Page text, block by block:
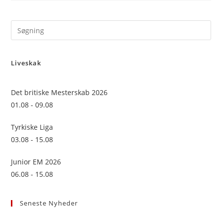
Liveskak
Det britiske Mesterskab 2026
01.08 - 09.08
Tyrkiske Liga
03.08 - 15.08
Junior EM 2026
06.08 - 15.08
Seneste Nyheder